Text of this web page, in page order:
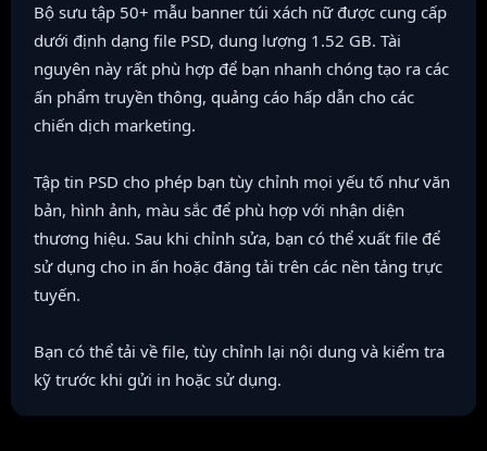
Bộ sưu tập 50+ mẫu banner túi xách nữ được cung cấp
dưới định dạng file PSD, dung lượng 1.52 GB. Tài
nguyên này rất phù hợp để bạn nhanh chóng tạo ra các
ấn phẩm truyền thông, quảng cáo hấp dẫn cho các
chiến dịch marketing.
Tập tin PSD cho phép bạn tùy chỉnh mọi yếu tố như văn
bản, hình ảnh, màu sắc để phù hợp với nhận diện
thương hiệu. Sau khi chỉnh sửa, bạn có thể xuất file để
sử dụng cho in ấn hoặc đăng tải trên các nền tảng trực
tuyến.
Bạn có thể tải về file, tùy chỉnh lại nội dung và kiểm tra
kỹ trước khi gửi in hoặc sử dụng.